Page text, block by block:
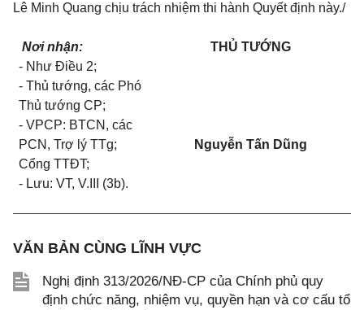
Lê Minh Quang chịu trách nhiệm thi hành Quyết định này./
Nơi nhận:
- Như Điều 2;
- Thủ tướng, các Phó
Thủ tướng CP;
- VPCP: BTCN, các
PCN, Trợ lý TTg;
Cổng TTĐT;
- Lưu: VT, V.III (3b).
THỦ TƯỚNG
Nguyễn Tấn Dũng
VĂN BẢN CÙNG LĨNH VỰC
Nghị định 313/2026/NĐ-CP của Chính phủ quy
định chức năng, nhiệm vụ, quyền hạn và cơ cấu tổ